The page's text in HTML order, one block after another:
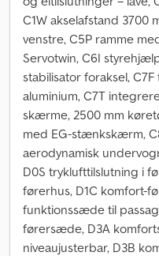
C1W akselafstand 3700
venstre, C5P ramme
Servotwin, C6I
stabilisator foraksel,
aluminium, C7T
skærme, 2500 mm
med EG-stænkskærm,
aerodynamisk
D0S tryklufttilslutning i
førerhus, D1C komfort-
funktionssæde til
førersæde, D3A
niveaujusterbar, D3B